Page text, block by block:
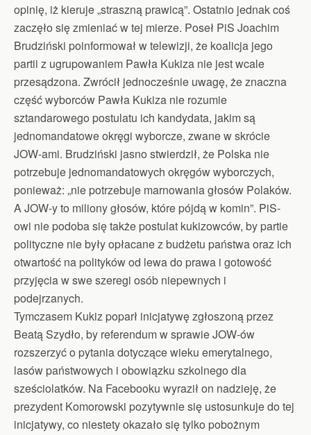
opinię, iż kieruje „straszną prawicą”. Ostatnio jednak coś
zaczęło się zmieniać w tej mierze. Poseł PiS Joachim
Brudziński poinformował w telewizji, że koalicja jego
partii z ugrupowaniem Pawła Kukiza nie jest wcale
przesądzona. Zwrócił jednocześnie uwagę, że znaczna
część wyborców Pawła Kukiza nie rozumie
sztandarowego postulatu ich kandydata, jakim są
jednomandatowe okręgi wyborcze, zwane w skrócie
JOW-ami. Brudziński jasno stwierdził, że Polska nie
potrzebuje jednomandatowych okręgów wyborczych,
ponieważ: „nie potrzebuje marnowania głosów Polaków.
A JOW-y to miliony głosów, które pójdą w komin”. PiS-
owi nie podoba się także postulat kukizowców, by partie
polityczne nie były opłacane z budżetu państwa oraz ich
otwartość na polityków od lewa do prawa i gotowość
przyjęcia w swe szeregi osób niepewnych i
podejrzanych.
Tymczasem Kukiz poparł inicjatywę zgłoszoną przez
Beatą Szydło, by referendum w sprawie JOW-ów
rozszerzyć o pytania dotyczące wieku emerytalnego,
lasów państwowych i obowiązku szkolnego dla
sześciolatków. Na Facebooku wyraził on nadzieję, że
prezydent Komorowski pozytywnie się ustosunkuje do tej
inicjatywy, co niestety okazało się tylko pobożnym